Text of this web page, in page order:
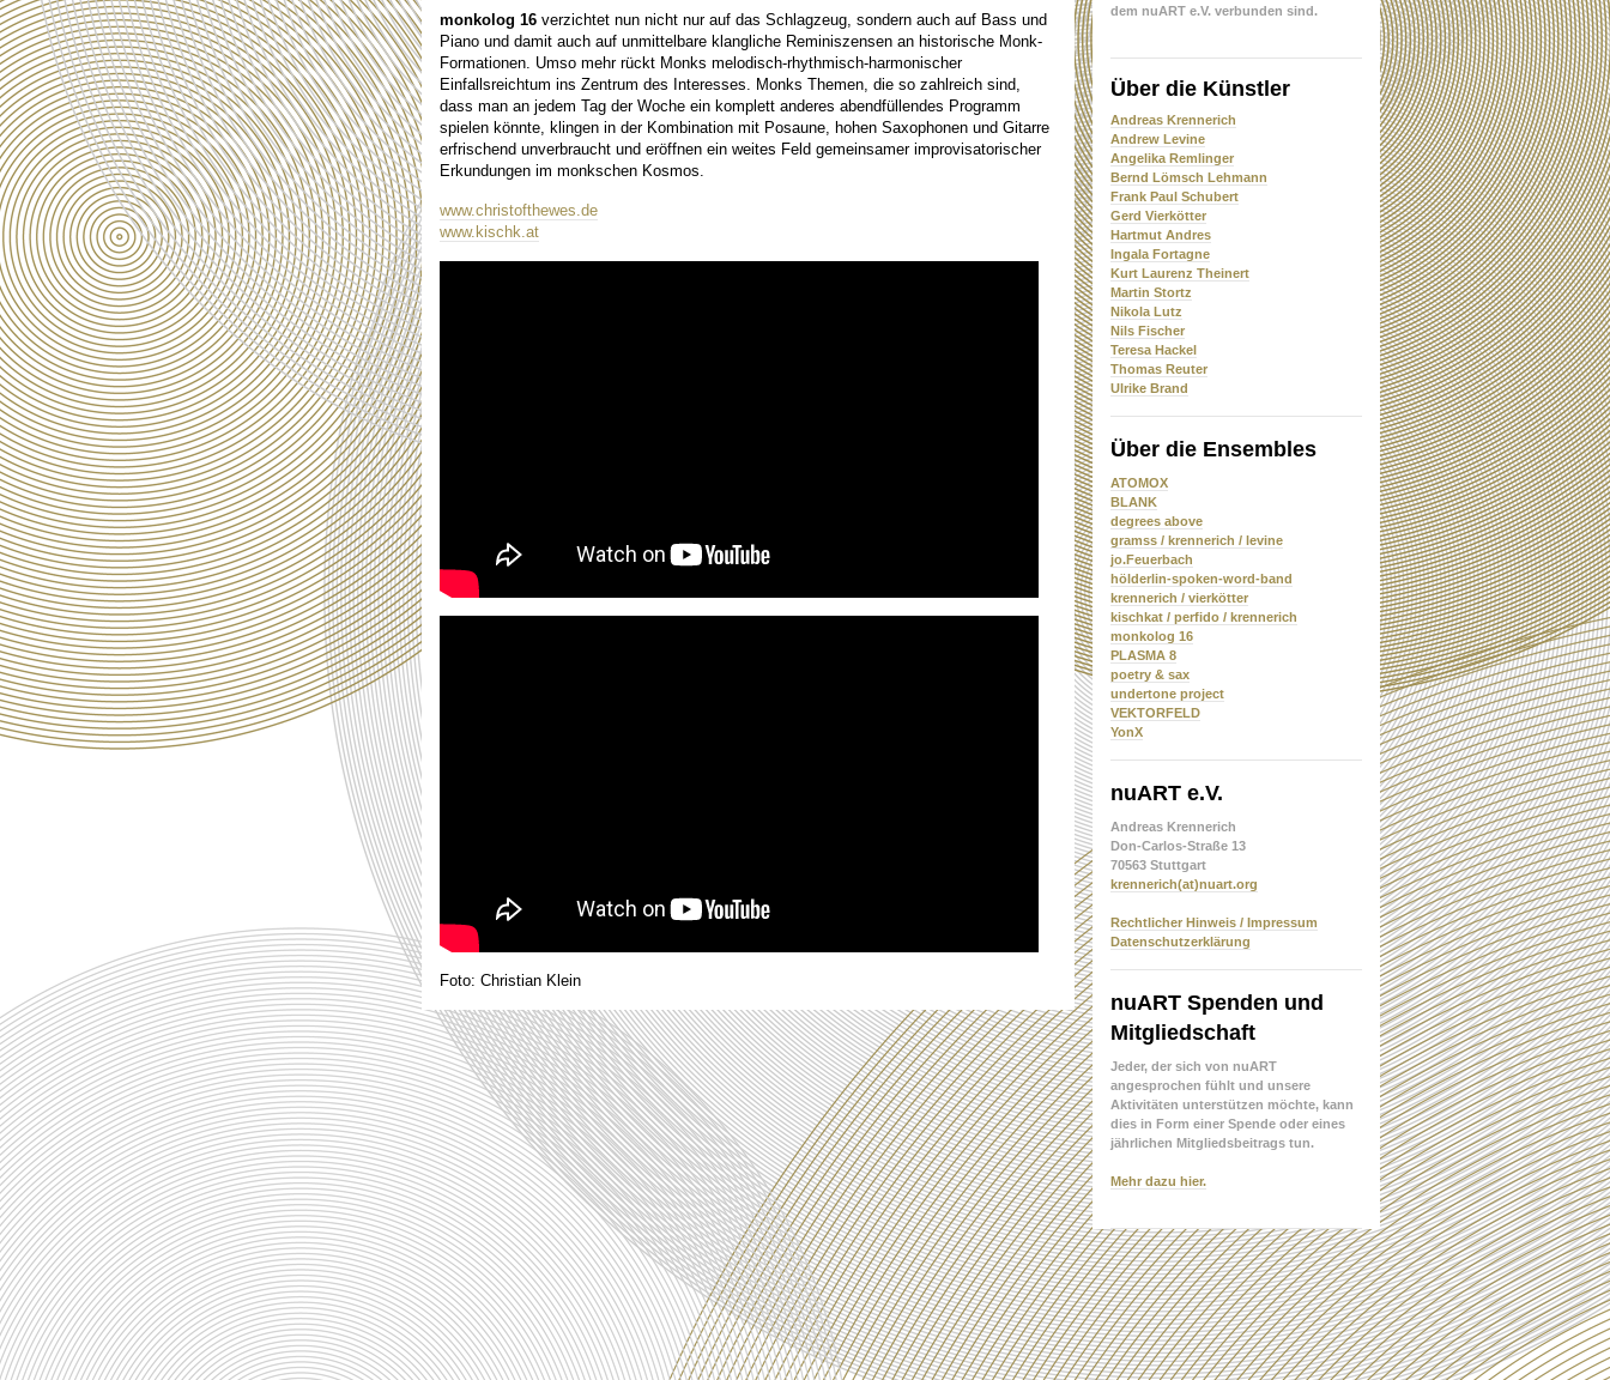
monkolog 16 verzichtet nun nicht nur auf das Schlagzeug, sondern auch auf Bass und
Piano und damit auch auf unmittelbare klangliche Reminiszensen an historische Monk-
Formationen. Umso mehr rückt Monks melodisch-rhythmisch-harmonischer
Einfallsreichtum ins Zentrum des Interesses. Monks Themen, die so zahlreich sind,
dass man an jedem Tag der Woche ein komplett anderes abendfüllendes Programm
spielen könnte, klingen in der Kombination mit Posaune, hohen Saxophonen und Gitarre
erfrischend unverbraucht und eröffnen ein weites Feld gemeinsamer improvisatorischer
Erkundungen im monkschen Kosmos.
www.christofthewes.de
www.kischk.at
Foto: Christian Klein
dem nuART e.V. verbunden sind.
Über die Künstler
Andreas Krennerich
Andrew Levine
Angelika Remlinger
Bernd Lömsch Lehmann
Frank Paul Schubert
Gerd Vierkötter
Hartmut Andres
Ingala Fortagne
Kurt Laurenz Theinert
Martin Stortz
Nikola Lutz
Nils Fischer
Teresa Hackel
Thomas Reuter
Ulrike Brand
Über die Ensembles
ATOMOX
BLANK
degrees above
gramss / krennerich / levine
jo.Feuerbach
hölderlin-spoken-word-band
krennerich / vierkötter
kischkat / perfido / krennerich
monkolog 16
PLASMA 8
poetry & sax
undertone project
VEKTORFELD
YonX
nuART e.V.
Andreas Krennerich
Don-Carlos-Straße 13
70563 Stuttgart
krennerich(at)nuart.org
Rechtlicher Hinweis / Impressum
Datenschutzerklärung
nuART Spenden und
Mitgliedschaft
Jeder, der sich von nuART
angesprochen fühlt und unsere
Aktivitäten unterstützen möchte, kann
dies in Form einer Spende oder eines
jährlichen Mitgliedsbeitrags tun.
Mehr dazu hier.